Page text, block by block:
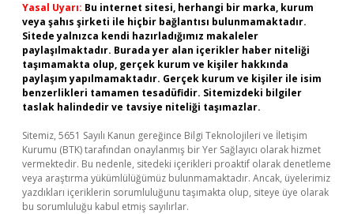
Yasal Uyarı: Bu internet sitesi, herhangi bir marka, kurum
veya şahıs şirketi ile hiçbir bağlantısı bulunmamaktadır.
Sitede yalnızca kendi hazırladığımız makaleler
paylaşılmaktadır. Burada yer alan içerikler haber niteliği
taşımamakta olup, gerçek kurum ve kişiler hakkında
paylaşım yapılmamaktadır. Gerçek kurum ve kişiler ile isim
benzerlikleri tamamen tesadüfidir. Sitemizdeki bilgiler
taslak halindedir ve tavsiye niteliği taşımazlar.
Sitemiz, 5651 Sayılı Kanun gereğince Bilgi Teknolojileri ve İletişim
Kurumu (BTK) tarafından onaylanmış bir Yer Sağlayıcı olarak hizmet
vermektedir. Bu nedenle, sitedeki içerikleri proaktif olarak denetleme
veya araştırma yükümlülüğümüz bulunmamaktadır. Ancak, üyelerimiz
yazdıkları içeriklerin sorumluluğunu taşımakta olup, siteye üye olarak
bu sorumluluğu kabul etmiş sayılırlar.